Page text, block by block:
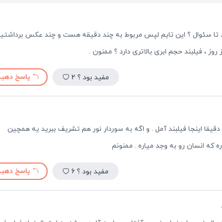
تا سئوال ؟ این تایم لپس مربوط به چند دقیقه هست و چند عکس
، فیلبند حجم ابری بالاتری دارد ؟ ممنون .
مفید بود ؟ 2 پاسخ
دقیقا اینجا فیلبند آمل . و اگه به سوردار نور هم تشریف ببرید یه همچین
که انسان رو به وجد میاره . ممنونم
مفید بود ؟ 6 پاسخ